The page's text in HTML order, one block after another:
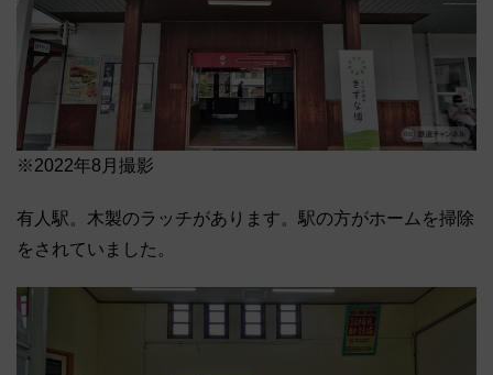
※2022年8月撮影
有人駅。木製のラッチがあります。駅の方がホームを掃除
をされていました。